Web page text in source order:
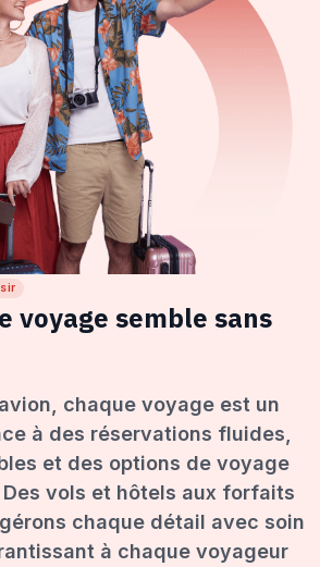
voyage semble sans
chaque voyage est un
à des réservations fluides,
et des options de voyage
vols et hôtels aux forfaits
chaque détail avec soin
à chaque voyageur